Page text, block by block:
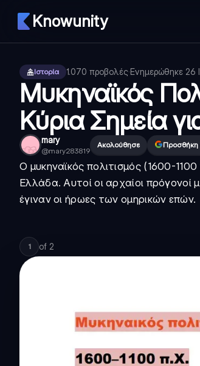
Knowunity
Ιστορία 1.070 προβολές·Ενημερώθηκε 26
Μυκηναϊκός
Κύρια Σημεία
mary
@mary283819
Ακολούθησε Προσθήκη
Ο μυκηναϊκός πολιτισμός (1600-
Ελλάδα. Αυτοί οι αρχαίοι πρόγονοί
έγιναν οι ήρωες των ομηρικών επών.
1 of 2